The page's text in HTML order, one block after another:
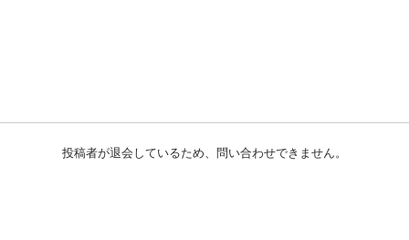
投稿者が退会しているため、問い合わせできません。